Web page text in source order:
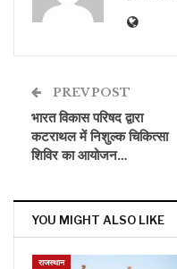
PREV POST
भारत विकास परिषद द्वारा
कटराथल में निशुल्क चिकित्सा
शिविर का आयोजन…
YOU MIGHT ALSO LIKE
राजस्थान